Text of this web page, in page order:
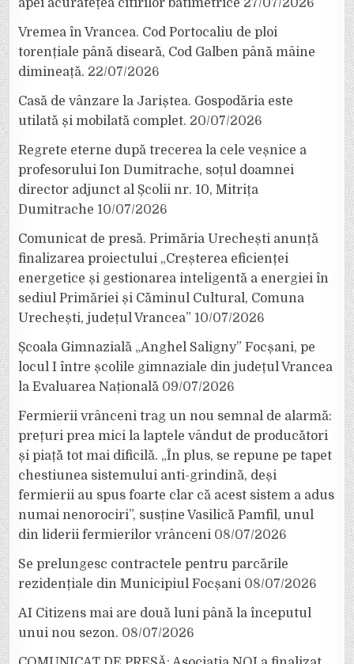
apei acuratețea citirilor batimetrice 27/07/2026
Vremea în Vrancea. Cod Portocaliu de ploi
torențiale până diseară, Cod Galben până mâine
dimineață. 22/07/2026
Casă de vânzare la Jariștea. Gospodăria este
utilată și mobilată complet. 20/07/2026
Regrete eterne după trecerea la cele veșnice a
profesorului Ion Dumitrache, soțul doamnei
director adjunct al Școlii nr. 10, Mitrița
Dumitrache 10/07/2026
Comunicat de presă. Primăria Urechești anunță
finalizarea proiectului „Creșterea eficienței
energetice și gestionarea inteligentă a energiei în
sediul Primăriei și Căminul Cultural, Comuna
Urechești, județul Vrancea” 10/07/2026
Școala Gimnazială „Anghel Saligny” Focșani, pe
locul I între școlile gimnaziale din județul Vrancea
la Evaluarea Națională 09/07/2026
Fermierii vrânceni trag un nou semnal de alarmă:
prețuri prea mici la laptele vândut de producători
și piață tot mai dificilă. „În plus, se repune pe tapet
chestiunea sistemului anti-grindină, deși
fermierii au spus foarte clar că acest sistem a adus
numai nenorociri”, susține Vasilică Pamfil, unul
din liderii fermierilor vrânceni 08/07/2026
Se prelungesc contractele pentru parcările
rezidențiale din Municipiul Focșani 08/07/2026
AI Citizens mai are două luni până la începutul
unui nou sezon. 08/07/2026